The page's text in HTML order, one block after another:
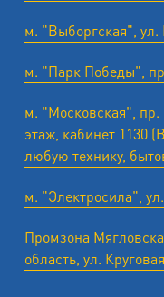
м. "Выборгская",
м. "Парк Победы",
м. "Московская", пр.
этаж, кабинет 1130
любую технику,
м. "Электросила",
Промзона
область, ул.